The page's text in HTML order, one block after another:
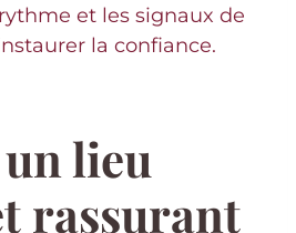
et les signaux de
la confiance.
lieu
rassurant